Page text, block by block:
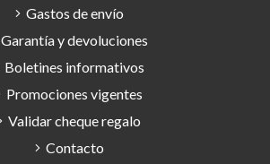
Gastos de envío
Garantía y devoluciones
Boletines informativos
Promociones vigentes
Validar cheque regalo
Contacto